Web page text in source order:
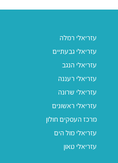
עזריאלי רמלה
עזריאלי גבעתיים
עזריאלי הנגב
עזריאלי רעננה
עזריאלי שרונה
עזריאלי ראשונים
מרכז העסקים חולון
עזריאלי מול הים
עזריאלי טאון